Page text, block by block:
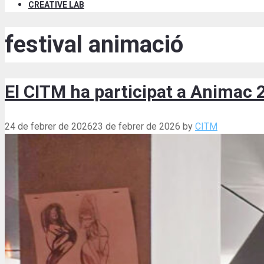
CREATIVE LAB
festival animació
El CITM ha participat a Animac
24 de febrer de 202623 de febrer de 2026 by CITM